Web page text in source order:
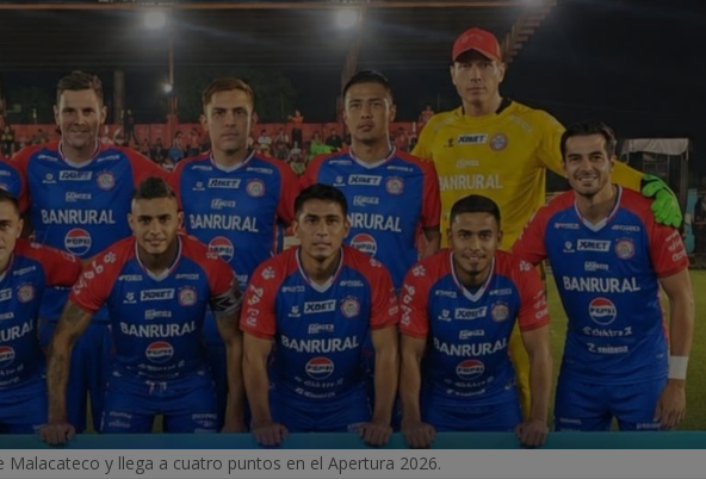
Malacateco y llega a cuatro puntos en el Apertura 2026.